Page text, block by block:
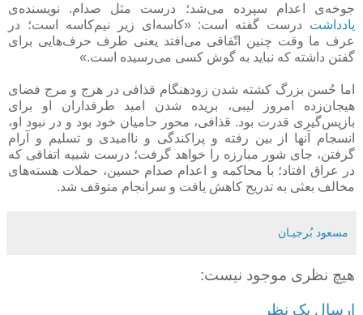
جوخه‌ی اعدام سپرده می‌شد؛ درست مثل صدام. نویسنده‌ی
یادداشت درست گفته است: «کاسه‌ای زیر نیم‌کاسه است؛ در
عرف ما وقت چنین اتّفاقی می‌افتد یعنی طرف حرف‌هایی برای
گفتن داشته که نباید به گوش کسی می‌رسیده است.»
اما حُسن بزرگ کشته شدن زودهنگام قذافی در هرج و مرج فضای
هیجان‌زده امروز لیبی، بریده شدن امید طرفداران او برای
بازپس‌گیری قدرت بود. قذافی، محور حامیان خود بود و در نبود او،
انسجام آنها از بین رفته و پراکندگی و ناامیدی و تسلیم و آرام
گرفتن، جای شور مبارزه را خواهد گرفت؛ درست شبیه اتفاقی که
در عراق افتاد؛ با محاکمه و اعدام صدام حسین، حملات هسته‌های
مخالف بعثی به تدریج کاهش یافت و سرانجام متوقف شد.
مسعود بُرجيـان
هیچ نظری موجود نیست:
ارسال یک نظر